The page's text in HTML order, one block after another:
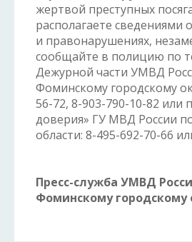
жертвой преступных
располагаете сведениями
и правонарушениях,
сообщайте в полицию по
Дежурной части УМВД
Фоминскому городскому
56-72, 8-903-790-10-82 или
доверия» ГУ МВД России
области: 8-495-692-70-66
Пресс-служба УМВД
Фоминскому городскому